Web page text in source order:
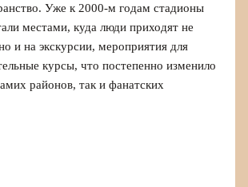
Уже к 2000-м годам стадионы
местами, куда люди приходят не
и на экскурсии, мероприятия для
курсы, что постепенно изменило
районов, так и фанатских